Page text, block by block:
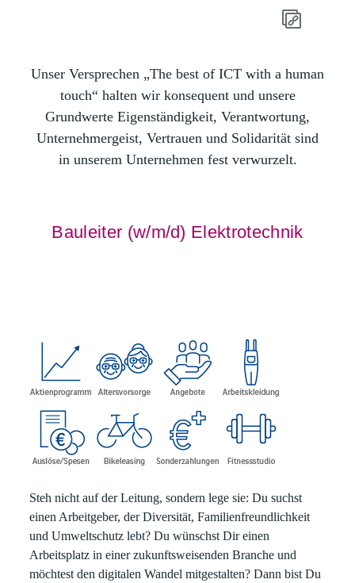
Unser Versprechen „The best of ICT with a human
touch“ halten wir konsequent und unsere
Grundwerte Eigenständigkeit, Verantwortung,
Unternehmergeist, Vertrauen und Solidarität sind
in unserem Unternehmen fest verwurzelt.
Bauleiter (w/m/d) Elektrotechnik
Steh nicht auf der Leitung, sondern lege sie: Du suchst
einen Arbeitgeber, der Diversität, Familienfreundlichkeit
und Umweltschutz lebt? Du wünschst Dir einen
Arbeitsplatz in einer zukunftsweisenden Branche und
möchtest den digitalen Wandel mitgestalten? Dann bist Du